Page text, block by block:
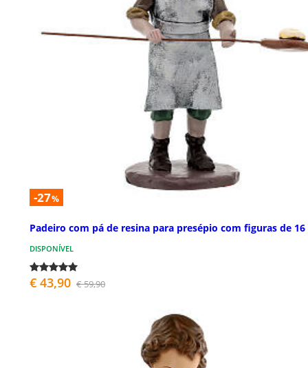
-27%
Padeiro com pá de resina para presépio com figuras de 16
DISPONÍVEL
€ 43,90 € 59,90